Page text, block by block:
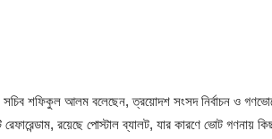
সচিব শফিকুল আলম বলেছেন, ত্রয়োদশ সংসদ নির্বাচন ও
রেফারেন্ডাম, রয়েছে পোস্টাল ব্যালট, যার কারণে ভোট